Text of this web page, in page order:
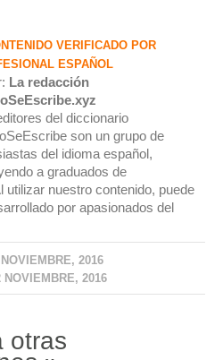
VERIFICADO POR
ESPAÑOL
La redacción
del diccionario
son un grupo de
del idioma español,
a graduados de
utilizar nuestro contenido, puede
por apasionados del
2016
NOVIEMBRE, 2016
otras